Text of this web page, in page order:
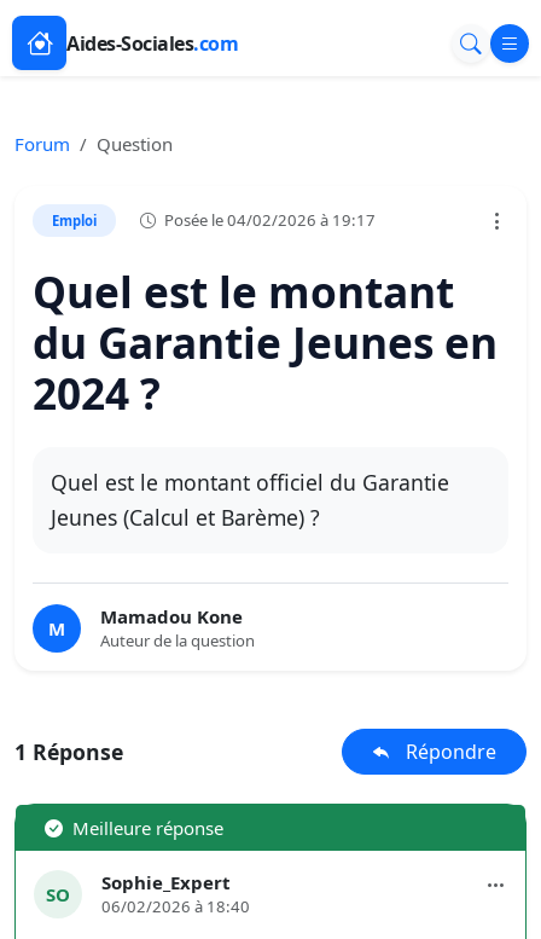
Aides-Sociales.com
Forum Question
Emploi Posée le 04/02/2026 à 19:17
Quel est le montant
du Garantie Jeunes en
2024 ?
Quel est le montant officiel du Garantie
Jeunes (Calcul et Barème) ?
M Mamadou Kone
Auteur de la question
1 Réponse Répondre
Meilleure réponse
SO Sophie_Expert
06/02/2026 à 18:40